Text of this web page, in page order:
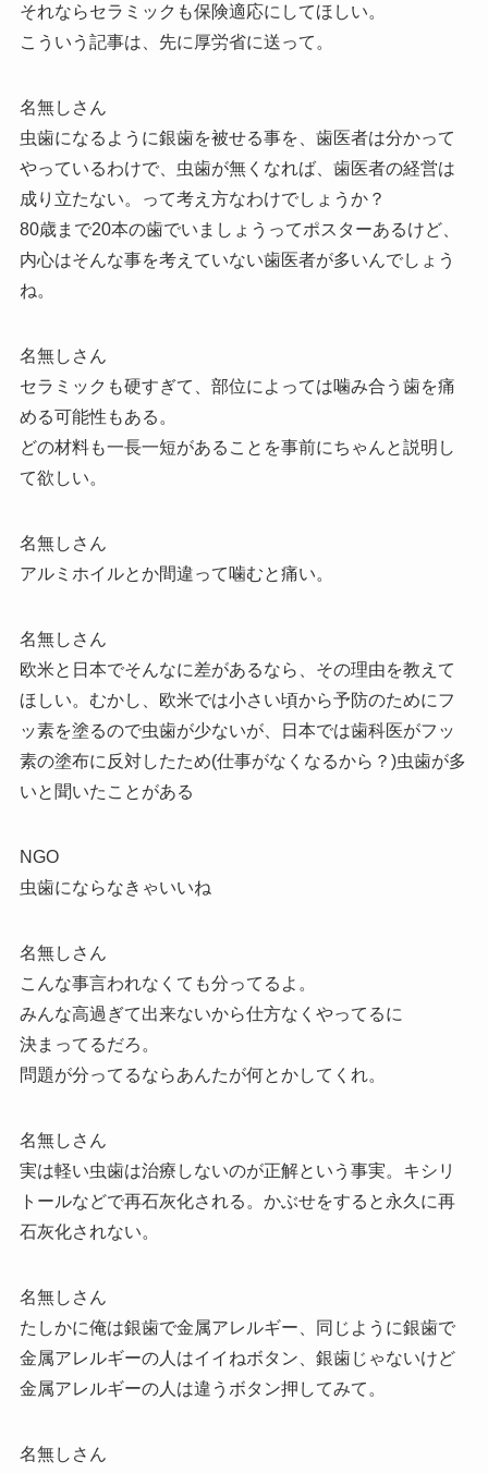
それならセラミックも保険適応にしてほしい。
こういう記事は、先に厚労省に送って。
名無しさん
虫歯になるように銀歯を被せる事を、歯医者は分かって
やっているわけで、虫歯が無くなれば、歯医者の経営は
成り立たない。って考え方なわけでしょうか？
80歳まで20本の歯でいましょうってポスターあるけど、
内心はそんな事を考えていない歯医者が多いんでしょう
ね。
名無しさん
セラミックも硬すぎて、部位によっては噛み合う歯を痛
める可能性もある。
どの材料も一長一短があることを事前にちゃんと説明し
て欲しい。
名無しさん
アルミホイルとか間違って噛むと痛い。
名無しさん
欧米と日本でそんなに差があるなら、その理由を教えて
ほしい。むかし、欧米では小さい頃から予防のためにフ
ッ素を塗るので虫歯が少ないが、日本では歯科医がフッ
素の塗布に反対したため(仕事がなくなるから？)虫歯が多
いと聞いたことがある
NGO
虫歯にならなきゃいいね
名無しさん
こんな事言われなくても分ってるよ。
みんな高過ぎて出来ないから仕方なくやってるに
決まってるだろ。
問題が分ってるならあんたが何とかしてくれ。
名無しさん
実は軽い虫歯は治療しないのが正解という事実。キシリ
トールなどで再石灰化される。かぶせをすると永久に再
石灰化されない。
名無しさん
たしかに俺は銀歯で金属アレルギー、同じように銀歯で
金属アレルギーの人はイイねボタン、銀歯じゃないけど
金属アレルギーの人は違うボタン押してみて。
名無しさん